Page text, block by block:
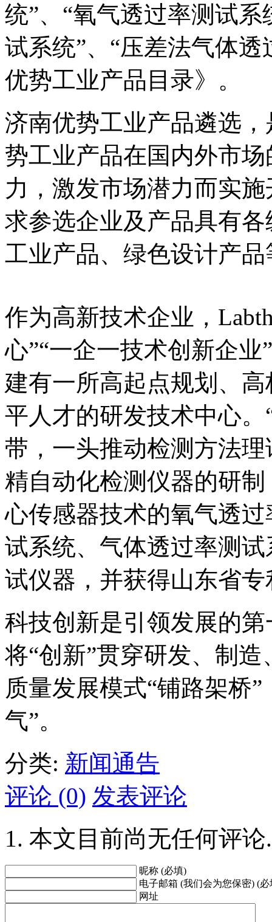
统”、“氧气透过率测试
试系统”、“压差法气体
优势工业产品目录》。
济南优势工业产品遴选
势工业产品在国内外市
力，激发市场潜力而实
求参选企业及产品具有
工业产品、绿色设计产
作为高新技术企业，
心”“一企一技术创新企
建有一所高起点规划、
平人才的研发技术中心
带，一头推动检测方法
精自动化检测仪器的研
心传感器技术的氧气透
试系统、气体透过率测
试仪器，并获得山东省专
科技创新是引领发展的
将“创新”贯穿研发、制
质量发展模式“铺路架桥
气”。
分类: 新闻通告
评论 (0) 发表评论
本文目前尚无任何评论.
昵称 (必填)
电子邮箱 (我们会为您保密) (必
网址